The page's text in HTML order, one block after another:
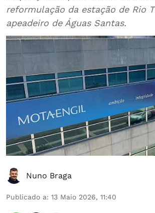
reformulação da estação de Rio
apeadeiro de Águas Santas.
Nuno Braga
Publicado a: 13 Maio 2026, 11:40